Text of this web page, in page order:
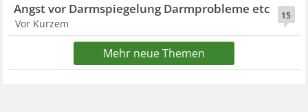
15
Angst vor Darmspiegelung Darmprobleme etc
Vor Kurzem
Mehr neue Themen